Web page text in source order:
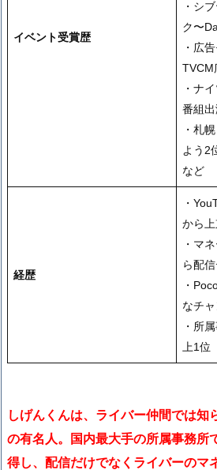
イベント受賞歴
・シ
ク〜
・広
TVCM
・ナ
番組
・札
よう2
など
経歴
・
から
・マ
ら配
・
なチ
・所
上1位
しげんくんは、ライバー仲間では知
の有名人。国内最大手の所属事務所
得し、配信だけでなくライバーのマ